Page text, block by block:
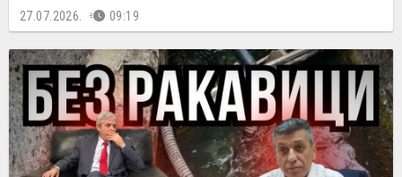
27.07.2026. 09:19